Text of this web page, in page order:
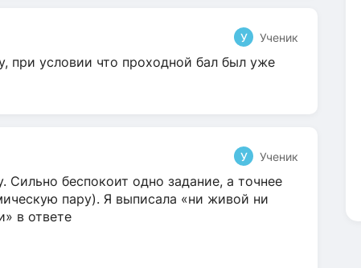
У Ученик
при условии что проходной бал был уже
У Ученик
Сильно беспокоит одно задание, а точнее
пару). Я выписала «ни живой ни
в ответе